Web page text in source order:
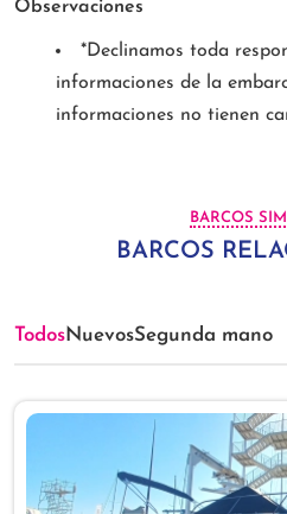
Observaciones
*Declinamos toda
informaciones de la
informaciones no tienen
BARCOS
BARCOS
TodosNuevosSegunda mano